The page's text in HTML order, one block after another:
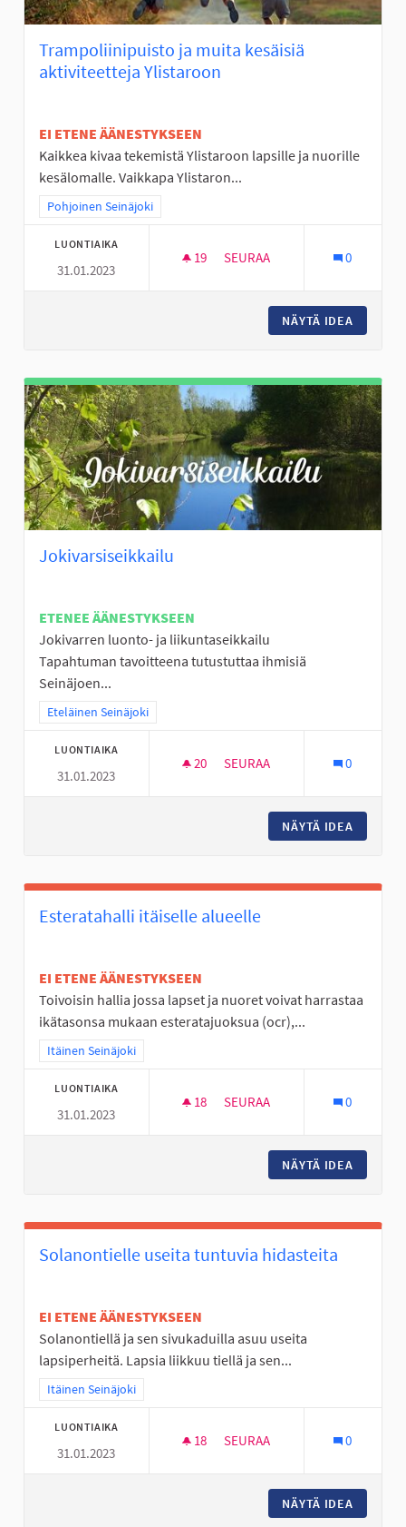
Trampoliinipuisto ja muita kesäisiä
aktiviteetteja Ylistaroon
EI ETENE ÄÄNESTYKSEEN
Kaikkea kivaa tekemistä Ylistaroon lapsille ja nuorille
kesälomalle. Vaikkapa Ylistaron...
Rajaa tulokset teeman mukaan: Pohjoinen Seinäjoki
Pohjoinen Seinäjoki
LUONTIAIKA
31.01.2023
19 19 SEURAAJAA
SEURAA 0
NÄYTÄ IDEA
Jokivarsiseikkailu
ETENEE ÄÄNESTYKSEEN
Jokivarren luonto- ja liikuntaseikkailu
Tapahtuman tavoitteena tutustuttaa ihmisiä
Seinäjoen...
Rajaa tulokset teeman mukaan: Eteläinen Seinäjoki
Eteläinen Seinäjoki
LUONTIAIKA
31.01.2023
20 20 SEURAAJAA
SEURAA 0
NÄYTÄ IDEA
Esteratahalli itäiselle alueelle
EI ETENE ÄÄNESTYKSEEN
Toivoisin hallia jossa lapset ja nuoret voivat harrastaa
ikätasonsa mukaan esteratajuoksua (ocr),...
Rajaa tulokset teeman mukaan: Itäinen Seinäjoki
Itäinen Seinäjoki
LUONTIAIKA
31.01.2023
18 18 SEURAAJAA
SEURAA 0
NÄYTÄ IDEA
Solanontielle useita tuntuvia hidasteita
EI ETENE ÄÄNESTYKSEEN
Solanontiellä ja sen sivukaduilla asuu useita
lapsiperheitä. Lapsia liikkuu tiellä ja sen...
Rajaa tulokset teeman mukaan: Itäinen Seinäjoki
Itäinen Seinäjoki
LUONTIAIKA
31.01.2023
18 18 SEURAAJAA
SEURAA 0
NÄYTÄ IDEA